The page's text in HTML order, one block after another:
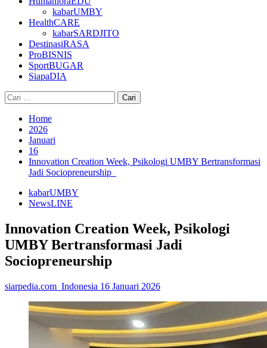
kabarUMBY
HealthCARE
kabarSARDJITO
DestinasiRASA
ProBISNIS
SportBUGAR
SiapaDIA
Cari
untuk:
Home
2026
Januari
16
Innovation Creation Week, Psikologi UMBY Bertransformasi
Jadi Sociopreneurship
kabarUMBY
NewsLINE
Innovation Creation Week, Psikologi
UMBY Bertransformasi Jadi
Sociopreneurship
siarpedia.com_Indonesia 16 Januari 2026